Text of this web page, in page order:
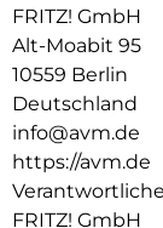
Einstieg in ein
Zentrale im WLAN
Die FRITZ!Box
schnelle und
FRITZ!-Geräte –
arbeiten in einem
aus und
die beste
FRITZ! GmbH
Alt-Moabit 95
10559 Berlin
Deutschland
info@avm.de
https://avm.de
FRITZ! GmbH